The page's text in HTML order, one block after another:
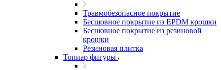
Травмобезопасное покрытие
Бесшовное покрытие из EPDM крошки
Бесшовное покрытие из резиновой
крошки
Резиновая плитка
Топиар фигуры